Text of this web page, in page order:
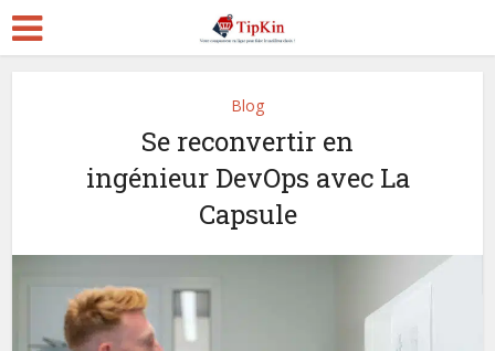
Blog
Se reconvertir en
ingénieur DevOps avec La
Capsule